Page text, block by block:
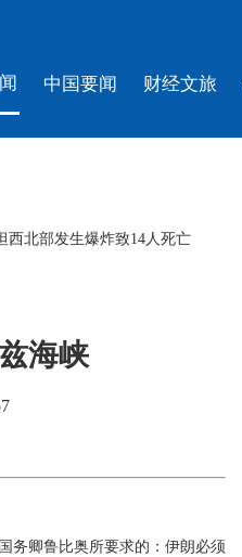
中国要闻 财经文旅
西北部发生爆炸致14人死亡
海峡
卿鲁比奥所要求的：伊朗必须